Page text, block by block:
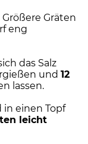
Gräten
eng
das Salz
und 12
lassen.
in einen Topf
leicht